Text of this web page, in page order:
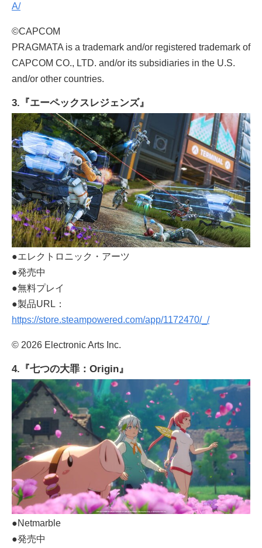
A/
©CAPCOM
PRAGMATA is a trademark and/or registered trademark of
CAPCOM CO., LTD. and/or its subsidiaries in the U.S.
and/or other countries.
3.『エーペックスレジェンズ』
●エレクトロニック・アーツ
●発売中
●無料プレイ
●製品URL：
https://store.steampowered.com/app/1172470/_/
© 2026 Electronic Arts Inc.
4.『七つの大罪：Origin』
●Netmarble
●発売中